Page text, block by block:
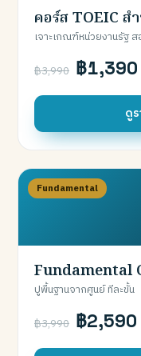
คอร์ส TOEIC ส
เจาะเกณฑ์หน่วยงานรัฐ
฿3,990 ฿1,390
ดู
Fundamental
Fundamental
ปูพื้นฐานจากศูนย์ ทีละขั้น
฿3,990 ฿2,590